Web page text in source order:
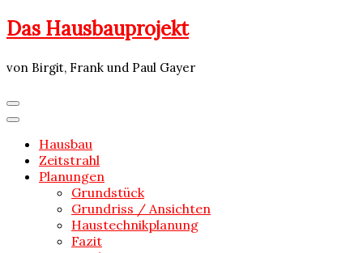
Skip
to
Das Hausbauprojekt
von Birgit, Frank und Paul Gayer
Hausbau
Zeitstrahl
Planungen
Grundstück
Grundriss / Ansichten
Haustechnikplanung
Fazit